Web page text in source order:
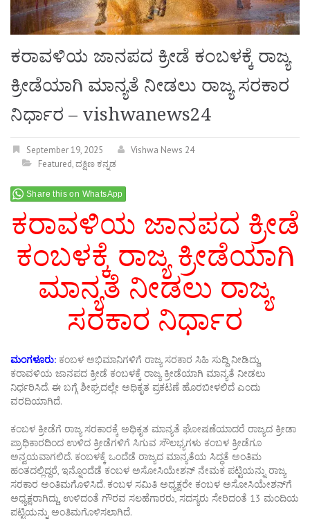
ಕರಾವಳಿಯ ಜಾನಪದ ಕ್ರೀಡೆ ಕಂಬಳಕ್ಕೆ ರಾಜ್ಯ
ಕ್ರೀಡೆಯಾಗಿ ಮಾನ್ಯತೆ ನೀಡಲು ರಾಜ್ಯ ಸರಕಾರ
ನಿರ್ಧಾರ – vishwanews24
September 19, 2025
Vishwa News 24
Featured,ದಕ್ಷಿಣ ಕನ್ನಡ
Share this on WhatsApp
ಕರಾವಳಿಯ ಜಾನಪದ ಕ್ರೀಡೆ
ಕಂಬಳಕ್ಕೆ ರಾಜ್ಯ ಕ್ರೀಡೆಯಾಗಿ
ಮಾನ್ಯತೆ ನೀಡಲು ರಾಜ್ಯ
ಸರಕಾರ ನಿರ್ಧಾರ
ಮಂಗಳೂರು: ಕಂಬಳ ಅಭಿಮಾನಿಗಳಿಗೆ ರಾಜ್ಯ ಸರಕಾರ ಸಿಹಿ ಸುದ್ದಿ ನೀಡಿದ್ದು,
ಕರಾವಳಿಯ ಜಾನಪದ ಕ್ರೀಡೆ ಕಂಬಳಕ್ಕೆ ರಾಜ್ಯ ಕ್ರೀಡೆಯಾಗಿ ಮಾನ್ಯತೆ ನೀಡಲು
ನಿರ್ಧರಿಸಿದೆ. ಈ ಬಗ್ಗೆ ಶೀಘ್ರದಲ್ಲೇ ಅಧಿಕೃತ ಪ್ರಕಟಣೆ ಹೊರಬೀಳಲಿದೆ ಎಂದು
ವರದಿಯಾಗಿದೆ.
ಕಂಬಳ ಕ್ರೀಡೆಗೆ ರಾಜ್ಯ ಸರಕಾರಕ್ಕೆ ಅಧಿಕೃತ ಮಾನ್ಯತೆ ಘೋಷಣೆಯಾದರೆ ರಾಜ್ಯದ ಕ್ರೀಡಾ
ಪ್ರಾಧಿಕಾರದಿಂದ ಉಳಿದ ಕ್ರೀಡೆಗಳಿಗೆ ಸಿಗುವ ಸೌಲಭ್ಯಗಳು ಕಂಬಳ ಕ್ರೀಡೆಗೂ
ಅನ್ವಯವಾಗಲಿದೆ. ಕಂಬಳಕ್ಕೆ ಒಂದೆಡೆ ರಾಜ್ಯದ ಮಾನ್ಯತೆಯ ಸಿದ್ಧತೆ ಅಂತಿಮ
ಹಂತದಲ್ಲಿದ್ದರೆ, ಇನ್ನೊಂದೆಡೆ ಕಂಬಳ ಅಸೋಸಿಯೇಶನ್‌ ನೇಮಕ ಪಟ್ಟಿಯನ್ನು ರಾಜ್ಯ
ಸರಕಾರ ಅಂತಿಮಗೊಳಿಸಿದೆ. ಕಂಬಳ ಸಮಿತಿ ಅಧ್ಯಕ್ಷರೇ ಕಂಬಳ ಅಸೋಸಿಯೇಶನ್‌ಗೆ
ಅಧ್ಯಕ್ಷರಾಗಿದ್ದು, ಉಳಿದಂತೆ ಗೌರವ ಸಲಹೆಗಾರರು, ಸದಸ್ಯರು ಸೇರಿದಂತೆ 13 ಮಂದಿಯ
ಪಟ್ಟಿಯನ್ನು ಅಂತಿಮಗೊಳಿಸಲಾಗಿದೆ.